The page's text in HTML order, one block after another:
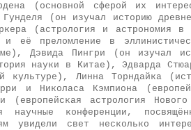
(основной сферой их
Гунделя (он изучал историю
(астрология и астрономия
и её преломление в
Дэвида Пингри (он изучал
науки в Китае), Эдварда
культуре), Линна Торндайка
и Николаса Кэмпиона
(европейская астрология
научные конференции,
увидели свет несколько